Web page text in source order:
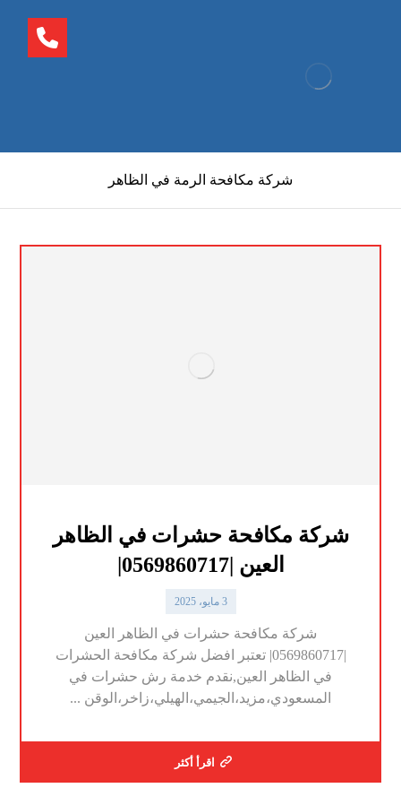
شركة مكافحة الرمة في الظاهر
شركة مكافحة حشرات في الظاهر
العين |0569860717|
3 مايو، 2025
شركة مكافحة حشرات في الظاهر العين
|0569860717| تعتبر افضل شركة مكافحة الحشرات
في الظاهر العين,نقدم خدمة رش حشرات في
المسعودي،مزيد،الجيمي،الهيلي،زاخر،الوقن ...
اقرأ أكثر